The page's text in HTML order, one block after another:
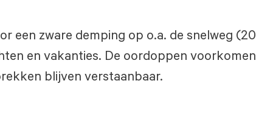
een zware demping op o.a. de snelweg (20
en vakanties. De oordoppen voorkomen
blijven verstaanbaar.